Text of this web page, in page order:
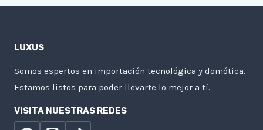
LUXUS
Somos espertos en importación tecnológica y domótica.
Estamos listos para poder llevarte lo mejor a tí.
VISITA NUESTRAS REDES